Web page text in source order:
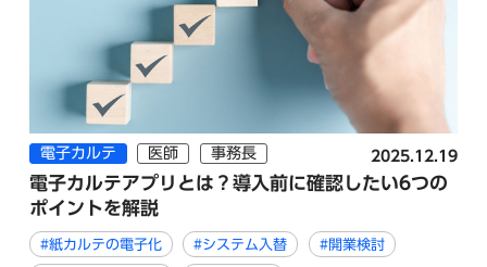
電子カルテ 医師 事務長 2025.12.19
電子カルテアプリとは？導入前に確認したい6つの
ポイントを解説
#紙カルテの電子化 #システム入替 #開業検討